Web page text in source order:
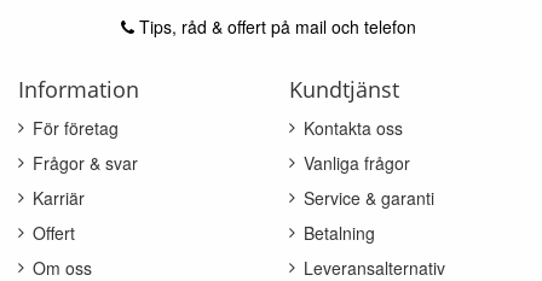
Tips, råd & offert på mail och telefon
Information
För företag
Frågor & svar
Karriär
Offert
Om oss
Kundtjänst
Kontakta oss
Vanliga frågor
Service & garanti
Betalning
Leveransalternativ